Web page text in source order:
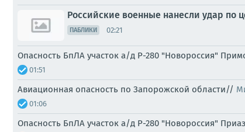
Российские военные нанесли удар по
ПАБЛИКИ 02:21
Опасность БпЛА участок а/д Р-280 "Новороссия"
01:51
Авиационная опасность по Запорожской области//
01:06
Опасность БпЛА участок а/д Р-280 "Новороссия"